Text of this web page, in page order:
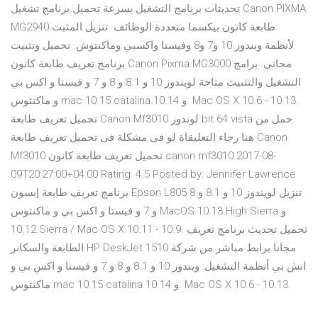
تحديثات برنامج التشغيل بسرعة تحميل برنامج تشغيل Canon PIXMA
MG2940 طابعة كانون بيكسما متعددة الوظائف. تنزيل المثبت
لأنظمة ويندوز 10 و7 و8 وفيستا واكسبي وماكنتوش. تحميل وتثبيت
برنامج تعريف طابعة كانون Canon Pixma MG3000 مجانى. برامج
التشغيل والتثبيت متاحة لويندوز 10 و 8.1 و 8 و 7 و فيستا و اكس بي
و ماكنتوس mac 10.15 catalina و 10.14. Mac OS X 10.6 - 10.13.
تحميل تعريف طابعة Canon Mf3010 لوندوز bit 64 vista حمل من
هنا رجاء التعليقاة لو فى مشكلة فى تحميل تعريف طابعة Canon
Mf3010 تحميل تعريف طابعة كانون canon mf3010 2017-08-
09T20:27:00+04:00 Rating: 4.5 Posted by: Jennifer Lawrence
برنامج تعريف طابعة إبسون Epson L805 تنزيل لويندوز 10 و 8.1 و 8
و 7 و فيستا و اكس بي و ماكنتوس MacOS 10.13 High Sierra و
10.12 Sierra / Mac OS X 10.11 - 10.9. تحميل تحديث برنامج تعريف
الطابعة والسكانر HP DeskJet 1510 مجانا برابط مباشر من شركة
اتش بي أنظمة التشغيل: ويندوز 10 و 8.1 و 8 و 7 و فيستا و اكس بي و
ماكنتوس mac 10.15 catalina و 10.14. Mac OS X 10.6 - 10.13.